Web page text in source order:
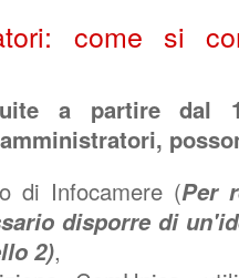
come si
a partire dal
di Infocamere (Per
disporre di
2),